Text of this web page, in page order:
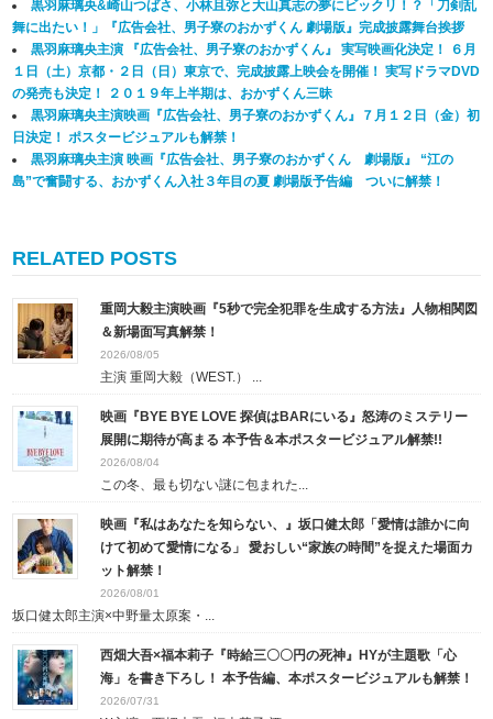
黒羽麻璃央&崎山つばさ、小林且弥と大山真志の夢にビックリ！？「刀剣乱
舞に出たい！」『広告会社、男子寮のおかずくん 劇場版』完成披露舞台挨拶
黒羽麻璃央主演 『広告会社、男子寮のおかずくん』 実写映画化決定！ ６月
１日（土）京都・２日（日）東京で、完成披露上映会を開催！ 実写ドラマDVD
の発売も決定！ ２０１９年上半期は、おかずくん三昧
黒羽麻璃央主演映画『広告会社、男子寮のおかずくん』７月１２日（金）初
日決定！ ポスタービジュアルも解禁！
黒羽麻璃央主演 映画『広告会社、男子寮のおかずくん 劇場版』 “江の
島”で奮闘する、おかずくん入社３年目の夏 劇場版予告編 ついに解禁！
RELATED POSTS
重岡大毅主演映画『5秒で完全犯罪を生成する方法』人物相関図
＆新場面写真解禁！
2026/08/05
主演 重岡大毅（WEST.） ...
映画『BYE BYE LOVE 探偵はBARにいる』怒涛のミステリー
展開に期待が高まる 本予告＆本ポスタービジュアル解禁!!
2026/08/04
この冬、最も切ない謎に包まれた...
映画『私はあなたを知らない、』坂口健太郎「愛情は誰かに向
けて初めて愛情になる」 愛おしい“家族の時間”を捉えた場面カ
ット解禁！
2026/08/01
坂口健太郎主演×中野量太原案・...
西畑大吾×福本莉子『時給三〇〇円の死神』HYが主題歌「心
海」を書き下ろし！ 本予告編、本ポスタービジュアルも解禁！
2026/07/31